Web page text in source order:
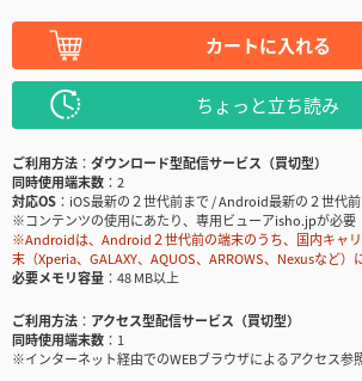
カートに入れる
ちょっと立ち読み
ご利用方法
ダウンロード型配信サービス（買切型）
同時使用端末数
2
対応OS
iOS最新の２世代前まで / Android最新の２世代
※コンテンツの使用にあたり、専用ビューアisho.jpが必要
※Androidは、Android２世代前の端末のうち、国内キャ
末（Xperia、GALAXY、AQUOS、ARROWS、Nexusなど
必要メモリ容量
48 MB以上
ご利用方法
アクセス型配信サービス（買切型）
同時使用端末数
1
※インターネット経由でのWEBブラウザによるアクセス参